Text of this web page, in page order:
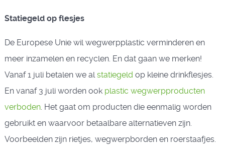
Statiegeld op flesjes
De Europese Unie wil wegwerpplastic verminderen en
meer inzamelen en recyclen. En dat gaan we merken!
Vanaf 1 juli betalen we alstatiegeld op kleine drinkflesjes.
En vanaf 3 juli worden ook plastic wegwerpproducten
verboden. Het gaat om producten die eenmalig worden
gebruikt en waarvoor betaalbare alternatieven zijn.
Voorbeelden zijn rietjes, wegwerpborden en roerstaafjes.